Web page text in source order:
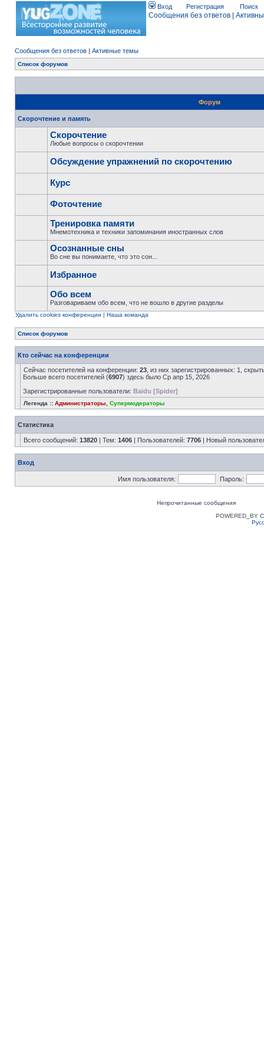
Вход Регистрация Поиск
Сообщения без ответов
Сообщения без ответов | Активные темы
Список форумов
Форум
Скорочтение и память
Скорочтение
Любые вопросы о скорочтении
Обсуждение упражнений по скорочтению
Курс
Фоточтение
Тренировка памяти
Мнемотехника и техники запоминания иностранных слов
Осознанные сны
Во сне вы понимаете, что это сон...
Избранное
Обо всем
Разговариваем обо всем, что не вошло в другие разделы
Удалить cookies конференции | Наша команда
Список форумов
Кто сейчас на конференции
Сейчас посетителей на конференции: 23 , из них зарегистрированных: 1,
Больше всего посетителей (6907) здесь было Ср апр 15, 2026
Зарегистрированные пользователи: Baidu [Spider]
Легенда :: Администраторы Супермодераторы
Статистика
Всего сообщений: 13820 | Тем: 1406 | Пользователей: 7706 | Новый
Вход
Имя пользователя: Пароль:
Непрочитанные сообщения
POWERED_BY